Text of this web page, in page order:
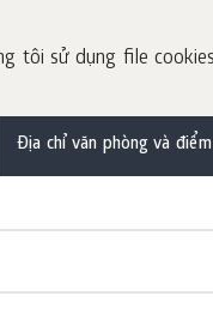
tôi sử dụng file
Địa chỉ văn phòng và